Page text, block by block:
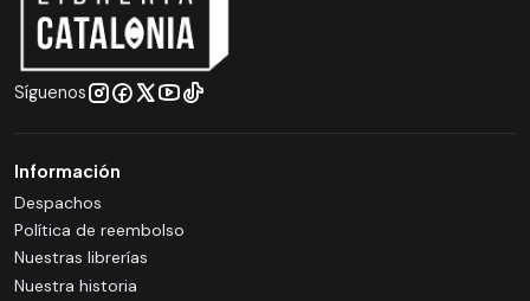
Síguenos
Información
Despachos
Política de reembolso
Nuestras librerías
Nuestra historia